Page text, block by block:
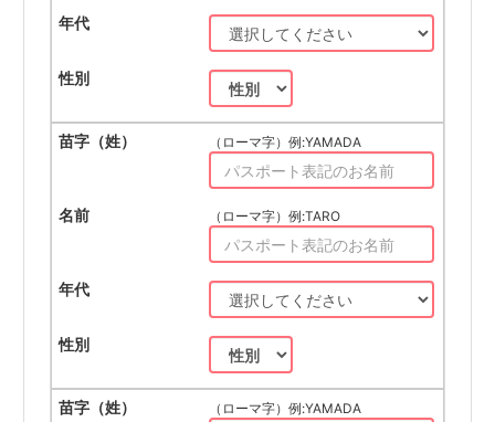
（ローマ字）例:YAMADA
（ローマ字）例:TARO
（ローマ字）例:YAMADA